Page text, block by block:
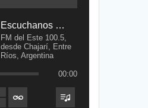
Escuchanos en Vivo
FM del Este 100.5,
desde Chajarí, Entre
Ríos, Argentina
00:00